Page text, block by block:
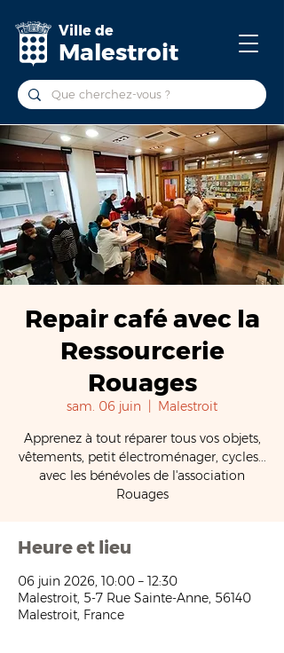
Ville de
Malestroit
Repair café avec la
Ressourcerie
Rouages
sam. 06 juin
Malestroit
Apprenez à tout réparer tous vos objets,
vêtements, petit électroménager, cycles...
avec les bénévoles de l'association
Rouages
Heure et lieu
06 juin 2026, 10:00 – 12:30
Malestroit, 5-7 Rue Sainte-Anne, 56140
Malestroit, France